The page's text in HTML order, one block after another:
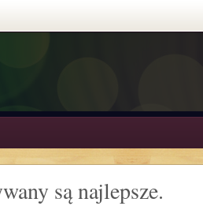
są najlepsze.